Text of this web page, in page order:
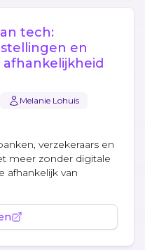
tech:
en
Melanie Lohuis
verzekeraars en
meer zonder digitale
afhankelijk van